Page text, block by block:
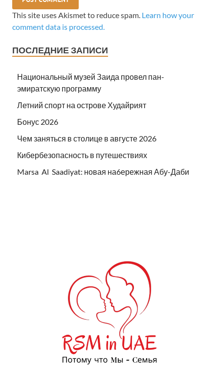
This site uses Akismet to reduce spam. Learn how your
comment data is processed.
ПОСЛЕДНИЕ ЗАПИСИ
Национальный музей Заида провел пан-
эмиратскую программу
Летний спорт на острове Худайрият
Бонус 2026
Чем заняться в столице в августе 2026
Кибербезопасность в путешествиях
Marsa Al Saadiyat: новая на6ережная Абу-Даби